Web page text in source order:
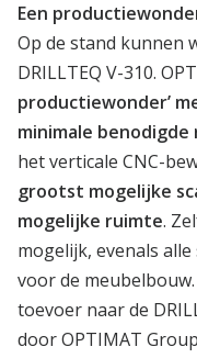
Een
Op de stand kunnen
DRILLTEQ V-310.
productiewonder’
minimale benodigde
het verticale CNC-
grootst mogelijke
mogelijke ruimte.
mogelijk, evenals
voor de
toevoer naar de
door OPTIMAT Group